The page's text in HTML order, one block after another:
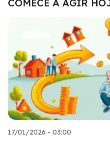
COMECE A AGIR
17/01/2026 - 03:00